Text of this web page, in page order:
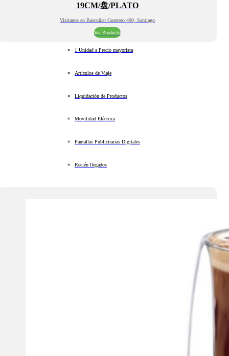
19CM/盘/PLATO
Visitanos en Bascuñan Guerrero 490, Santiago
Ver Producto
1 Unidad a Precio mayorista
Artículos de Viaje
Liquidación de Productos
Movilidad Eléctrica
Pantallas Publicitarias Digitales
Recién llegados